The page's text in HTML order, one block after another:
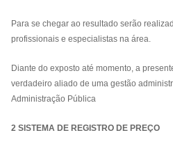
Para se chegar ao resultado serão
profissionais e especialistas na área.
Diante do exposto até momento, a
verdadeiro aliado de uma gestão
Administração Pública
2 SISTEMA DE REGISTRO DE PREÇO